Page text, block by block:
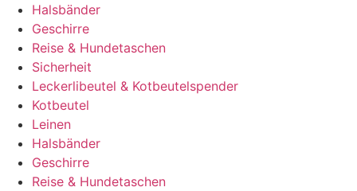
Halsbänder
Geschirre
Reise & Hundetaschen
Sicherheit
Leckerlibeutel & Kotbeutelspender
Kotbeutel
Leinen
Halsbänder
Geschirre
Reise & Hundetaschen